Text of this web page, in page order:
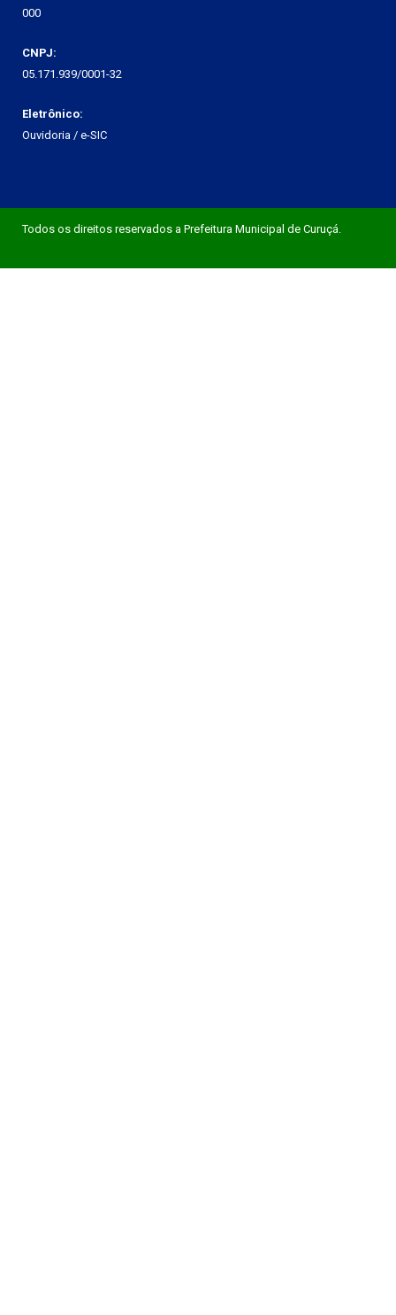
000
CNPJ:
05.171.939/0001-32
Eletrônico:
Ouvidoria / e-SIC
Todos os direitos reservados a Prefeitura Municipal de Curuçá.